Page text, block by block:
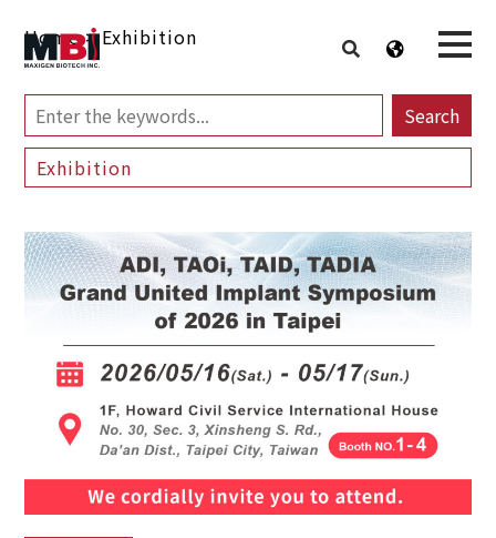
Home>Exhibition
Exhibition
Search